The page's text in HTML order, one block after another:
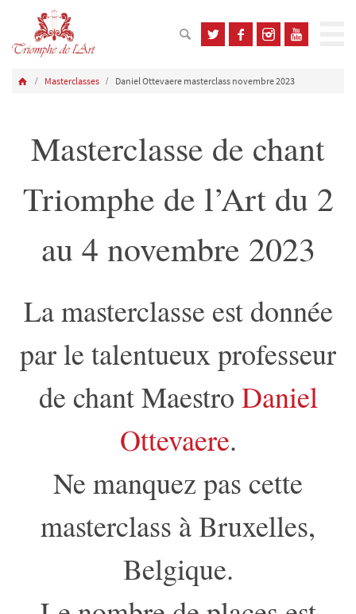
Masterclasses Daniel Ottevaere masterclass novembre 2023
Masterclasse de chant
Triomphe de l’Art du 2
au 4 novembre 2023
La masterclasse est donnée
par le talentueux professeur
de chant Maestro Daniel
Ottevaere.
Ne manquez pas cette
masterclass à Bruxelles,
Belgique.